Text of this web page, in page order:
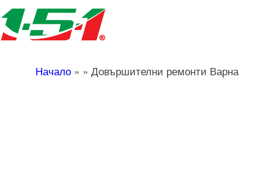
Начало » » Довършителни ремонти Варна